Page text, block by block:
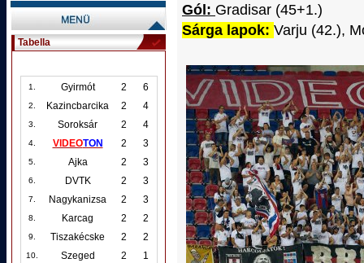
Tabella
1. Gyirmót 2 6
2. Kazincbarcika 2 4
3. Soroksár 2 4
4. VIDEOTON 2 3
5. Ajka 2 3
6. DVTK 2 3
7. Nagykanizsa 2 3
8. Karcag 2 2
9. Tiszakécske 2 2
10. Szeged 2 1
Gól: Gradisar (45+1.)
Sárga lapok: Varju (42.),